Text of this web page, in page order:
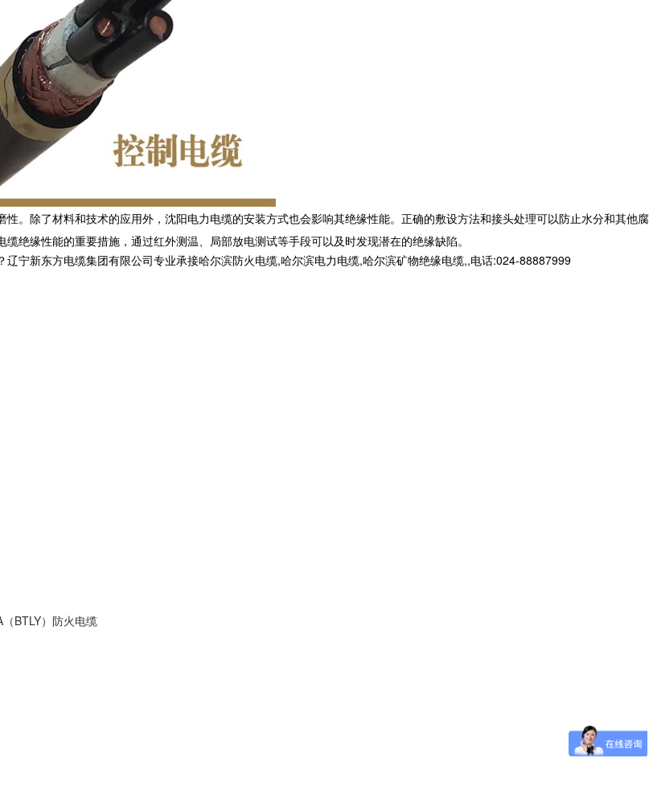
。除了材料和技术的应用外，沈阳电力电缆的安装方式也会影响其绝缘性能。正确的敷设方法和接头处理可以防止水分和其他腐
绝缘性能的重要措施，通过红外测温、局部放电测试等手段可以及时发现潜在的绝缘缺陷。
宁新东方电缆集团有限公司专业承接哈尔滨防火电缆,哈尔滨电力电缆,哈尔滨矿物绝缘电缆,,电话:024-88887999
BTLY）防火电缆